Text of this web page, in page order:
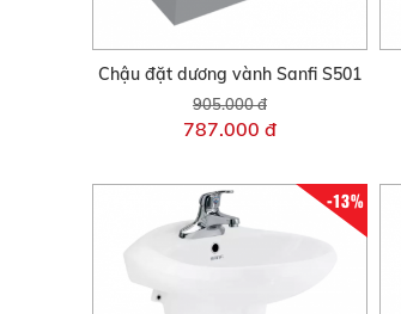
Chậu đặt dương vành Sanfi S501
905.000 đ
787.000 đ
-13%